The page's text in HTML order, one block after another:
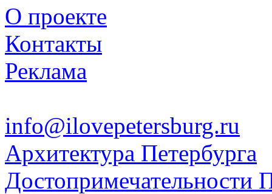
О проекте
Контакты
Реклама
info@ilovepetersburg.ru
Архитектура Петербурга
Достопримечательности